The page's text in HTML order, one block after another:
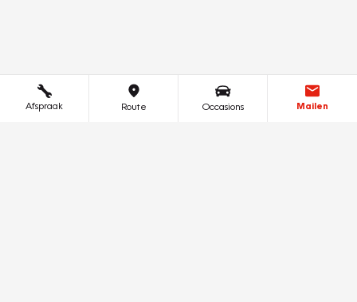
Afspraak Route Occasions Mailen